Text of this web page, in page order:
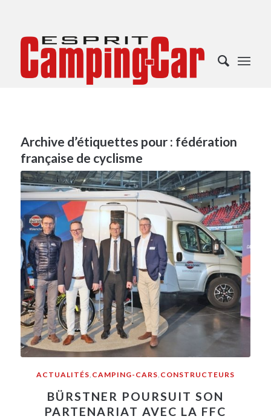
Archive d’étiquettes pour : fédération
française de cyclisme
ACTUALITÉS CAMPING-CARS CONSTRUCTEURS
BÜRSTNER POURSUIT SON
PARTENARIAT AVEC LA FFC